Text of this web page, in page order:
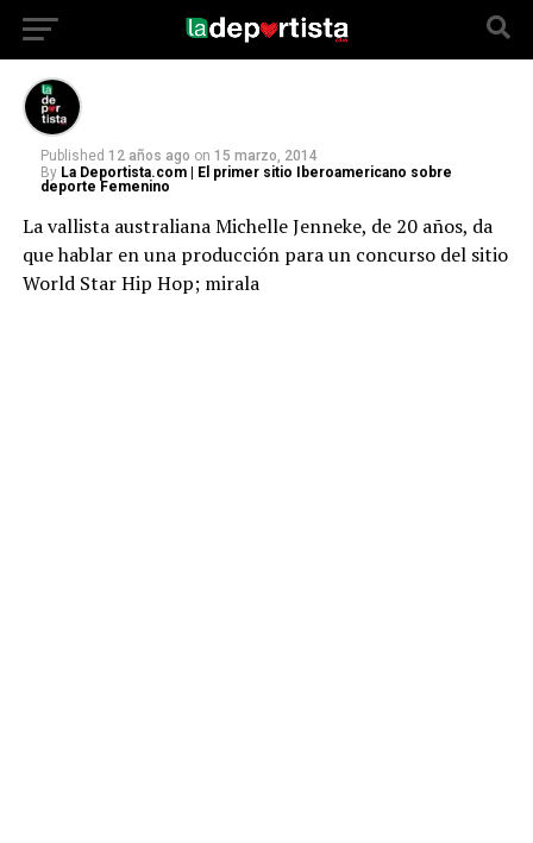
atleta del baile más sexy
Published 12 años ago on 15 marzo, 2014
By La Deportista.com | El primer sitio Iberoamericano sobre
deporte Femenino
La vallista australiana Michelle Jenneke, de 20 años, da
que hablar en una producción para un concurso del sitio
World Star Hip Hop; mirala